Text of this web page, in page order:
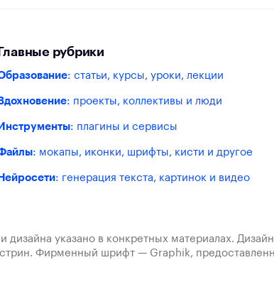
Главные рубрики
: статьи, курсы, уроки, лекции
Вдохновение: проекты, коллективы и люди
Инструменты: плагины и сервисы
: мокапы, иконки, шрифты, кисти и другое
Нейросети: генерация текста, картинок и видео
дизайна указано в конкретных материалах.
Фирменный шрифт — Graphik,